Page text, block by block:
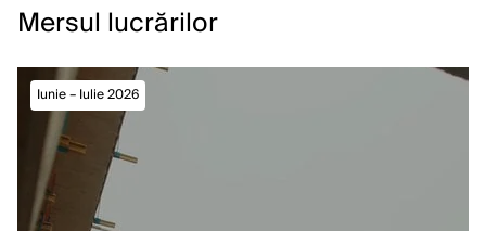
Mersul lucrărilor
Iunie – Iulie 2026